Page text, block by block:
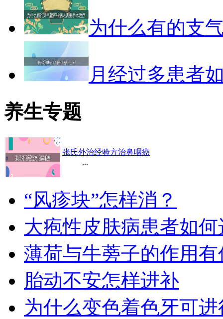
为什么有的支
月经过多患者
养生专题
张氏外治经验方治鼻咽癌
...
“风疹块”怎样消？
大疱性皮肤病患者如何
薄荷与牛蒡子的作用有
胎动不安怎样进补
为什么变色着色牙可进